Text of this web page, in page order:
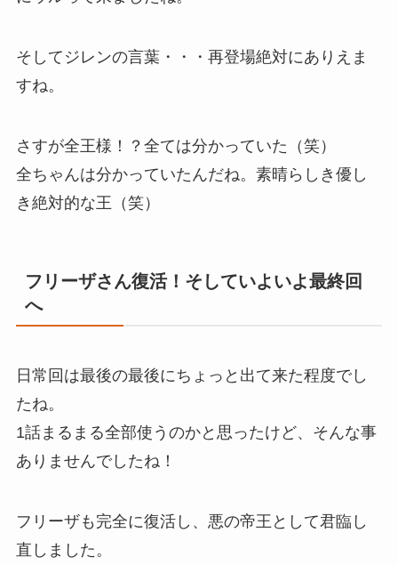
そしてジレンの言葉・・・再登場絶対にありえま
すね。
さすが全王様！？全ては分かっていた（笑）
全ちゃんは分かっていたんだね。素晴らしき優し
き絶対的な王（笑）
フリーザさん復活！そしていよいよ最終回
へ
日常回は最後の最後にちょっと出て来た程度でし
たね。
1話まるまる全部使うのかと思ったけど、そんな事
ありませんでしたね！
フリーザも完全に復活し、悪の帝王として君臨し
直しました。